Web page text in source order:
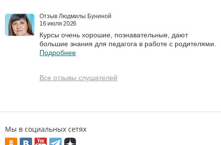
Отзыв Людмилы Буниной
16 июля 2026
Курсы очень хорошие, познавательные, дают
большие знания для педагога в работе с родителями.
Подробнее
Все отзывы слушателей
Мы в социальных сетях